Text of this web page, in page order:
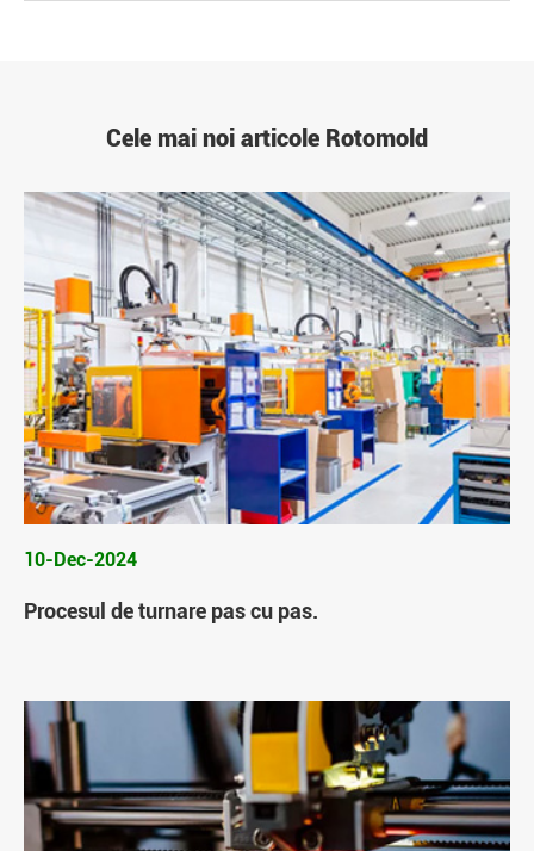
Cele mai noi articole Rotomold
10-Dec-2024
Procesul de turnare pas cu pas.